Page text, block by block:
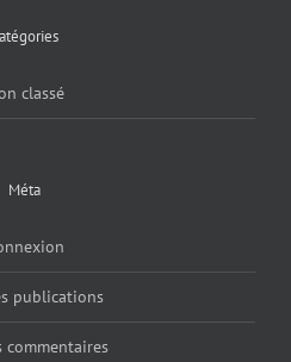
classé
Méta
publications
commentaires